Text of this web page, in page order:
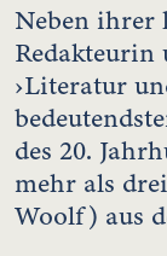
Neben ihrer
›Literatur
des 20.
mehr als
Woolf) aus